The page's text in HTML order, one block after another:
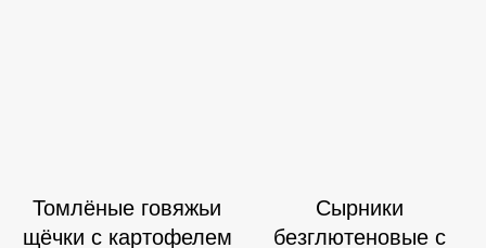
Томлёные говяжьи
щёчки с картофелем
Сырники
безглютеновые с